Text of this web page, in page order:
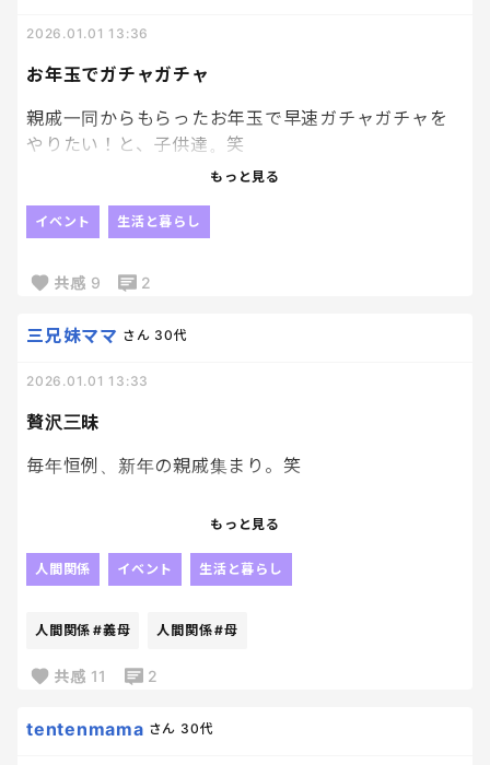
お年玉でガチャガチャ
2026.01.01 13:36
親戚一同からもらったお年玉で早速ガチャガチャを
やりたい！と、子供達。笑
な夜なガチャガチャをやりに☺️
子供達からしたら、特別な日だからすごく喜んでガ
もっと見る
イベント 生活と暮らし
共感 9 2
贅沢三昧
三兄妹ママ さん 30代
2026.01.01 13:33
毎年恒例、新年の親戚集まり。笑
義母が頑張ってくれて、美味しい料理が食卓を彩りま
み！笑
体重計のるの怖いなー。笑
もっと見る
人間関係 イベント 生活と暮らし
人間関係 #義母 人間関係#母
共感 11 2
tentenmama さん 30代